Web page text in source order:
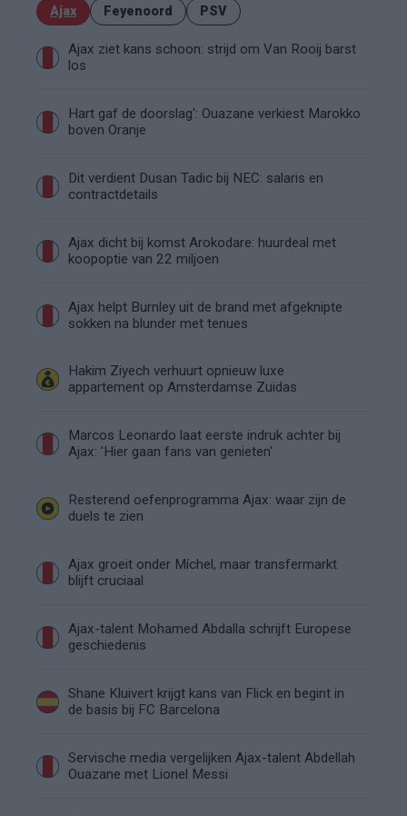
Ajax Feyenoord PSV
Ajax ziet kans schoon: strijd om Van Rooij barst
los
Hart gaf de doorslag': Ouazane verkiest Marokko
boven Oranje
Dit verdient Dusan Tadic bij NEC: salaris en
contractdetails
Ajax dicht bij komst Arokodare: huurdeal met
koopoptie van 22 miljoen
Ajax helpt Burnley uit de brand met afgeknipte
sokken na blunder met tenues
Hakim Ziyech verhuurt opnieuw luxe
appartement op Amsterdamse Zuidas
Marcos Leonardo laat eerste indruk achter bij
Ajax: 'Hier gaan fans van genieten'
Resterend oefenprogramma Ajax: waar zijn de
duels te zien
Ajax groeit onder Míchel, maar transfermarkt
blijft cruciaal
Ajax-talent Mohamed Abdalla schrijft Europese
geschiedenis
Shane Kluivert krijgt kans van Flick en begint in
de basis bij FC Barcelona
Servische media vergelijken Ajax-talent Abdellah
Ouazane met Lionel Messi